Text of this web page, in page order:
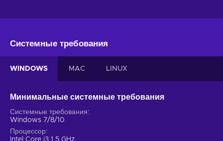
Системные требования
WINDOWS MAC LINUX
Минимальные системные требования
Системные требования
Windows 7/8/10
Процессор